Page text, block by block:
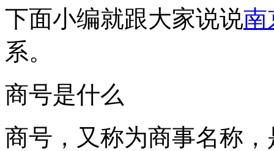
下面小编就跟大家说说南
系。
商号是什么
商号，又称为商事名称